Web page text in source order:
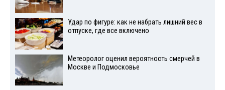
Удар по фигуре: как не набрать лишний вес в
отпуске, где все включено
Метеоролог оценил вероятность смерчей в
Москве и Подмосковье